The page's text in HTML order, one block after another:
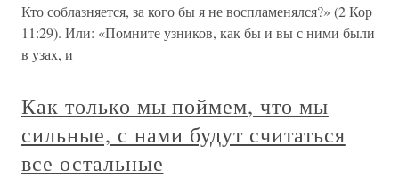
Кто соблазняется, за кого бы я не воспламенялся?» (2 Кор
11:29). Или: «Помните узников, как бы и вы с ними были
в узах, и
Как только мы поймем, что мы
сильные, с нами будут считаться
все остальные